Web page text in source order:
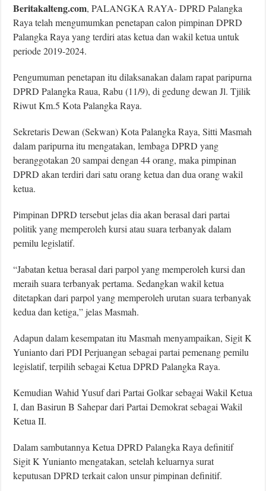
Beritakalteng.com, PALANGKA RAYA- DPRD Palangka
Raya telah mengumumkan penetapan calon pimpinan DPRD
Palangka Raya yang terdiri atas ketua dan wakil ketua untuk
periode 2019-2024.
Pengumuman penetapan itu dilaksanakan dalam rapat paripurna
DPRD Palangka Raua, Rabu (11/9), di gedung dewan Jl. Tjilik
Riwut Km.5 Kota Palangka Raya.
Sekretaris Dewan (Sekwan) Kota Palangka Raya, Sitti Masmah
dalam paripurna itu mengatakan, lembaga DPRD yang
beranggotakan 20 sampai dengan 44 orang, maka pimpinan
DPRD akan terdiri dari satu orang ketua dan dua orang wakil
ketua.
Pimpinan DPRD tersebut jelas dia akan berasal dari partai
politik yang memperoleh kursi atau suara terbanyak dalam
pemilu legislatif.
“Jabatan ketua berasal dari parpol yang memperoleh kursi dan
meraih suara terbanyak pertama. Sedangkan wakil ketua
ditetapkan dari parpol yang memperoleh urutan suara terbanyak
kedua dan ketiga,” jelas Masmah.
Adapun dalam kesempatan itu Masmah menyampaikan, Sigit K
Yunianto dari PDI Perjuangan sebagai partai pemenang pemilu
legislatif, terpilih sebagai Ketua DPRD Palangka Raya.
Kemudian Wahid Yusuf dari Partai Golkar sebagai Wakil Ketua
I, dan Basirun B Sahepar dari Partai Demokrat sebagai Wakil
Ketua II.
Dalam sambutannya Ketua DPRD Palangka Raya definitif
Sigit K Yunianto mengatakan, setelah keluarnya surat
keputusan DPRD terkait calon unsur pimpinan definitif.